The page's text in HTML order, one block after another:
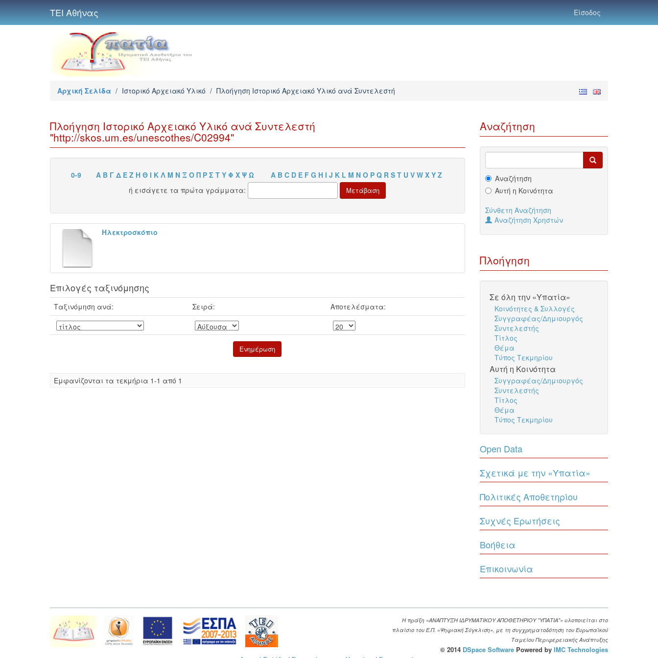
ΤΕΙ Αθήνας Είσοδος
Αρχική Σελίδα / Ιστορικό Αρχειακό Υλικό / Πλοήγηση Ιστορικό Αρχειακό Υλικό ανά Συντελεστή
Πλοήγηση Ιστορικό Αρχειακό Υλικό ανά Συντελεστή
"http://skos.um.es/unescothes/C02994"
0-9 Α Β Γ Δ Ε Ζ Η Θ Ι Κ Λ Μ Ν Ξ Ο Π Ρ Σ Τ Υ Φ Χ Ψ Ω A B C D E F G H I J K L M N O P Q R S T U V W X Y Z
ή εισάγετε τα πρώτα γράμματα:
Ηλεκτροσκόπιο
Επιλογές ταξινόμησης
Ταξινόμηση ανά: Σειρά: Αποτελέσματα:
Eμφανίζονται τα τεκμήρια 1-1 από 1
Αναζήτηση
Αναζήτηση
Αυτή η Κοινότητα
Σύνθετη Αναζήτηση
Αναζήτηση Χρηστών
Πλοήγηση
Σε όλη την «Υπατία»
Κοινότητες & Συλλογές
Συγγραφέας/Δημιουργός
Συντελεστής
Τίτλος
Θέμα
Τύπος Τεκμηρίου
Αυτή η Κοινότητα
Συγγραφέας/Δημιουργός
Συντελεστής
Τίτλος
Θέμα
Τύπος Τεκμηρίου
Open Data
Σχετικά με την «Υπατία»
Πολιτικές Αποθετηρίου
Συχνές Ερωτήσεις
Βοήθεια
Επικοινωνία
Η πράξη «ΑΝΑΠΤΥΞΗ ΙΔΡΥΜΑΤΙΚΟΥ ΑΠΟΘΕΤΗΡΙΟΥ "ΥΠΑΤΙΑ"» υλοποιείται στο
πλαίσιο του Ε.Π. «Ψηφιακή Σύγκλιση», με τη συγχρηματοδότηση του Ευρωπαϊκού
Ταμείου Περιφερειακής Ανάπτυξης
© 2014 DSpace Software Powered by IMC Technologies